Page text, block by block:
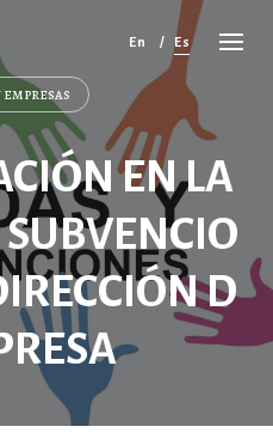
En Es
EN LA
D